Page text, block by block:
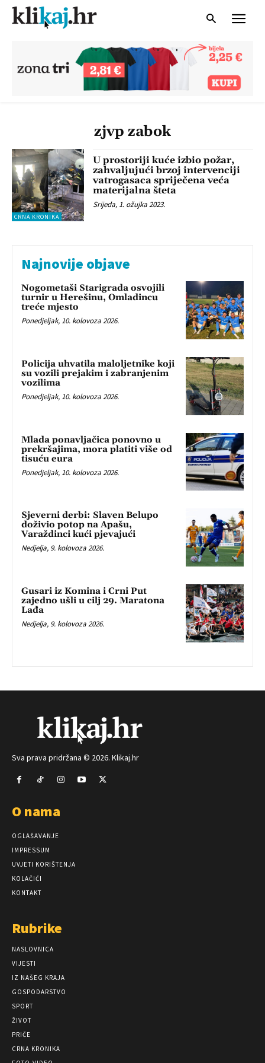
zjvp zabok
CRNA KRONIKA
U prostoriji kuće izbio požar,
zahvaljujući brzoj intervenciji
vatrogasaca spriječena veća
materijalna šteta
Srijeda, 1. ožujka 2023.
Najnovije objave
Nogometaši Starigrada osvojili
turnir u Herešinu, Omladincu
treće mjesto
Ponedjeljak, 10. kolovoza 2026.
Policija uhvatila maloljetnike koji
su vozili prejakim i zabranjenim
vozilima
Ponedjeljak, 10. kolovoza 2026.
Mlada ponavljačica ponovno u
prekršajima, mora platiti više od
tisuću eura
Ponedjeljak, 10. kolovoza 2026.
Sjeverni derbi: Slaven Belupo
doživio potop na Apašu,
Varaždinci kući pjevajući
Nedjelja, 9. kolovoza 2026.
Gusari iz Komina i Crni Put
zajedno ušli u cilj 29. Maratona
Lađa
Nedjelja, 9. kolovoza 2026.
Sva prava pridržana © 2026. Klikaj.hr
O nama
OGLAŠAVANJE
IMPRESSUM
UVJETI KORIŠTENJA
KOLAČIĆI
KONTAKT
Rubrike
NASLOVNICA
VIJESTI
IZ NAŠEG KRAJA
GOSPODARSTVO
SPORT
ŽIVOT
PRIČE
CRNA KRONIKA